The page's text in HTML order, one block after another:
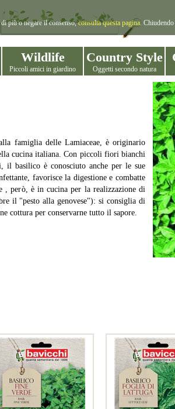
Wildlife
Piccoli amici in giardino
Country Style
Oggetti secondo natura
famiglia delle Lamiaceae, è originario
cucina italiana. Con piccoli fiori bianchi
basilico è conosciuto anche per le sue
favorisce la digestione e combatte
, però, è in cucina per la realizzazione di
il "pesto alla genovese"): si consiglia di
cottura per conservarne tutto il sapore.
più o negare il consenso,consulta questa pagina.